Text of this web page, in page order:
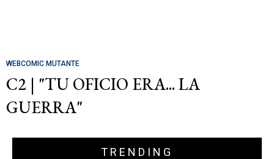
WEBCOMIC MUTANTE
C2 | "TU OFICIO ERA... LA
GUERRA"
TRENDING